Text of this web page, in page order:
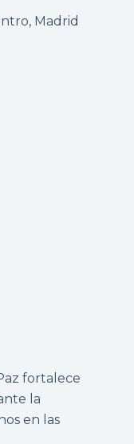
Madrid
fortalece
la
en las